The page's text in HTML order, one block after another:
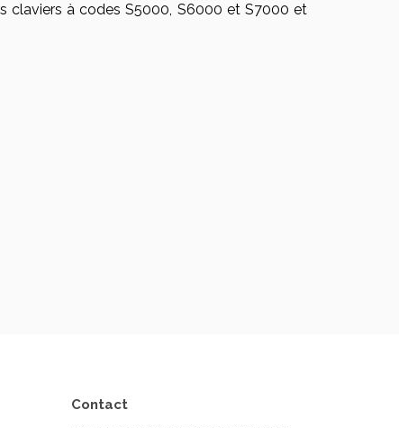
claviers à codes S5000, S6000 et S7000 et
Contact